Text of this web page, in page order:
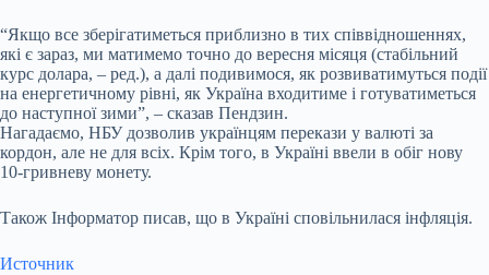
“Якщо все зберігатиметься приблизно в тих співвідношеннях,
які є зараз, ми матимемо точно до вересня місяця (стабільний
курс долара, – ред.), а далі подивимося, як розвиватимуться події
на енергетичному рівні, як Україна входитиме і готуватиметься
до наступної зими”, – сказав Пендзин.
Нагадаємо, НБУ дозволив українцям перекази у валюті за
кордон, але не для всіх. Крім того, в Україні ввели в обіг нову
10-гривневу монету.
Також Інформатор писав, що в Україні сповільнилася інфляція.
Источник